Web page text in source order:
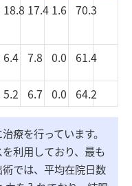
18.8 17.4 1.6 70.3
6.4 7.8 0.0 61.4
5.2 6.7 0.0 64.2
療を行っています。
利用しており、最も
では、平均在院日数